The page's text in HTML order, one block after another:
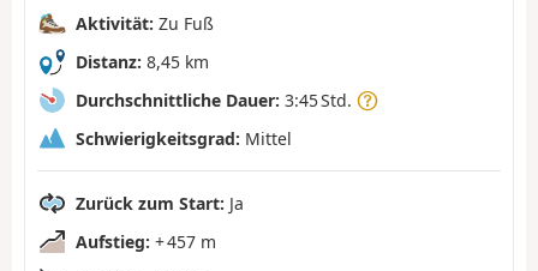
Aktivität: Zu Fuß
Distanz: 8,45 km
Durchschnittliche Dauer: 3:45 Std.
Schwierigkeitsgrad: Mittel
Zurück zum Start: Ja
Aufstieg: + 457 m